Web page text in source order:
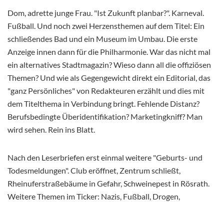
Dom, adrette junge Frau. "Ist Zukunft planbar?". Karneval.
Fußball. Und noch zwei Herzensthemen auf dem Titel: Ein
schließendes Bad und ein Museum im Umbau. Die erste
Anzeige innen dann für die Philharmonie. War das nicht mal
ein alternatives Stadtmagazin? Wieso dann all die offiziösen
Themen? Und wie als Gegengewicht direkt ein Editorial, das
"ganz Persönliches" von Redakteuren erzählt und dies mit
dem Titelthema in Verbindung bringt. Fehlende Distanz?
Berufsbedingte Überidentifikation? Marketingkniff? Man
wird sehen. Rein ins Blatt.
Nach den Leserbriefen erst einmal weitere "Geburts- und
Todesmeldungen". Club eröffnet, Zentrum schließt,
Rheinuferstraßebäume in Gefahr, Schweinepest in Rösrath.
Weitere Themen im Ticker: Nazis, Fußball, Drogen,